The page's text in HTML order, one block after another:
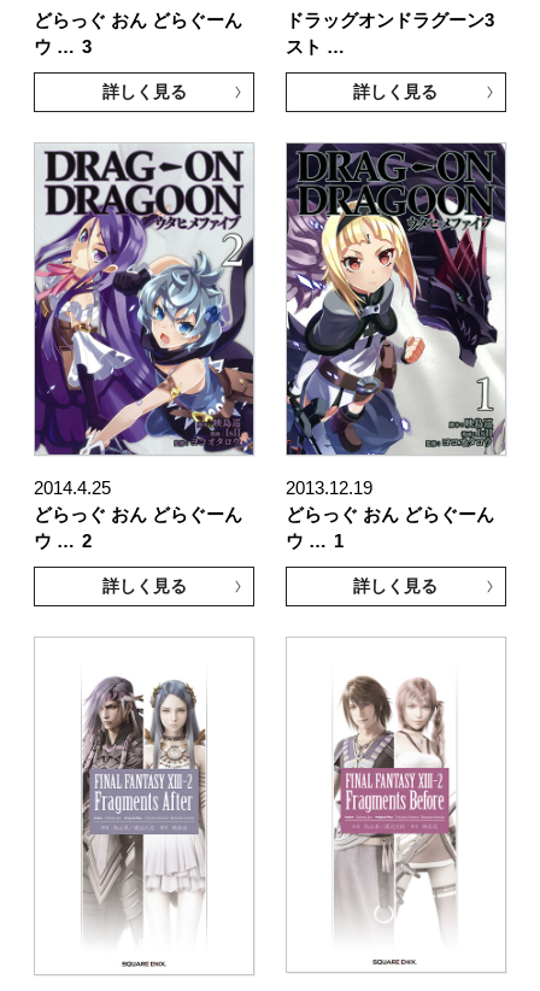
どらっぐ おん どらぐーん
ウ … 3
詳しく見る
ドラッグオンドラグーン3
スト …
詳しく見る
2014.4.25
どらっぐ おん どらぐーん
ウ … 2
詳しく見る
2013.12.19
どらっぐ おん どらぐーん
ウ … 1
詳しく見る